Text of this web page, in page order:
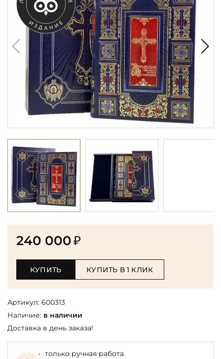
240 000₽
КУПИТЬ КУПИТЬ В 1 КЛИК
Артикул: 600313
Наличие: в наличии
Доставка в день заказа!
только ручная работа